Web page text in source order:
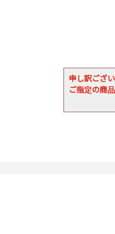
申し訳ござい
ご指定の商